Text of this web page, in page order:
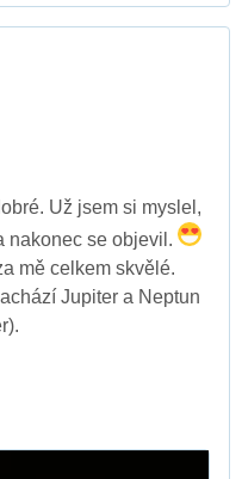
Už jsem si myslel,
nakonec se objevil.
mě celkem skvělé.
Jupiter a Neptun